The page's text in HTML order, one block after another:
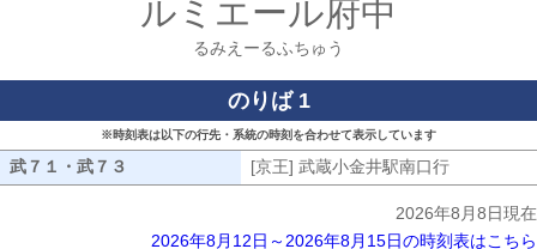
ルミエール府中
るみえーるふちゅう
のりば 1
※時刻表は以下の行先・系統の時刻を合わせて表示しています
武７１・武７３ [京王] 武蔵小金井駅南口行
2026年8月8日現在
2026年8月12日～2026年8月15日の時刻表はこちら